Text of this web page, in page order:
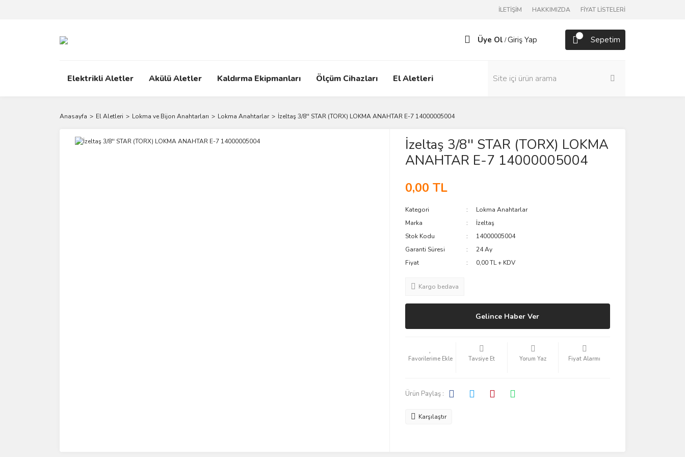
İLETİŞİM HAKKIMIZDA FİYAT LİSTELERİ
Üye Ol /Giriş Yap Sepetim
Elektrikli Aletler Akülü Aletler Kaldırma Ekipmanları Ölçüm Cihazları El Aletleri
Anasayfa El Aletleri Lokma ve Bijon Anahtarları Lokma Anahtarlar İzeltaş 3/8'' STAR (TORX) LOKMA ANAHTAR E-7 14000005004
İzeltaş 3/8'' STAR (TORX) LOKMA
ANAHTAR E-7 14000005004
0,00 TL
Kategori
Lokma Anahtarlar
Marka
İzeltaş
Stok Kodu
14000005004
Garanti Süresi
24 Ay
Fiyat
0,00 TL + KDV
Kargo bedava
Gelince Haber Ver
Tavsiye Et Yorum Yaz Fiyat Alarmı
Ürün Paylaş :
Karşılaştır